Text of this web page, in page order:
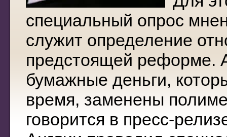
специальный опрос
служит определение
предстоящей реформе.
бумажные деньги,
время, заменены
говорится в пресс-